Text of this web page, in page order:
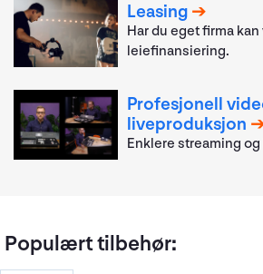
Leasing
Har du eget firma
leiefinansiering.
Profesjonell
liveproduksjon
Enklere streaming
Populært tilbehør: